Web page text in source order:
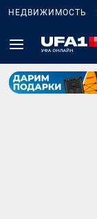
НЕДВИЖИМОСТЬ